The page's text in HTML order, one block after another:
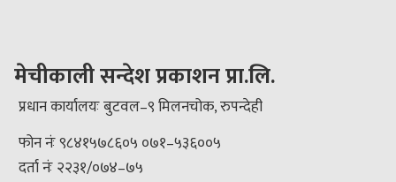
मेचीकाली सन्देश प्रकाशन प्रा.लि.
प्रधान कार्यालयः बुटवल–९ मिलनचोक, रुपन्देही
फोन नंः ९८४१५७८६०५ ०७१–५३६००५
दर्ता नंः २२३१/०७४–७५